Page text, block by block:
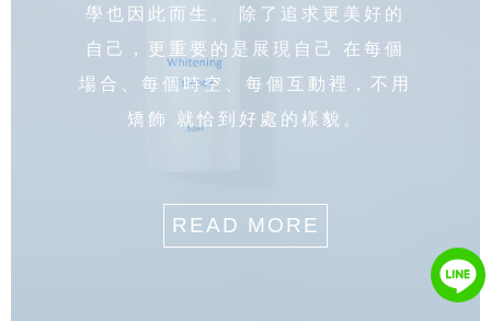
學也因此而生。 除了追求更美好的
自己，更重要的是展現自己 在每個
場合、每個時空、每個互動裡，不用
矯飾 就恰到好處的樣貌。
READ MORE